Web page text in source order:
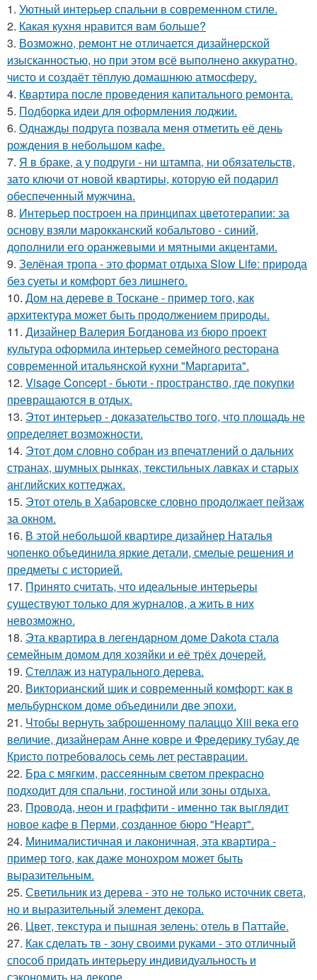
1. Уютный интерьер спальни в современном стиле.
2. Какая кухня нравится вам больше?
3. Возможно, ремонт не отличается дизайнерской
изысканностью, но при этом всё выполнено аккуратно,
чисто и создаёт тёплую домашнюю атмосферу.
4. Квартира после проведения капитального ремонта.
5. Подборка идеи для оформления лоджии.
6. Однажды подруга позвала меня отметить её день
рождения в небольшом кафе.
7. Я в браке, а у подруги - ни штампа, ни обязательств,
зато ключи от новой квартиры, которую ей подарил
обеспеченный мужчина.
8. Интерьер построен на принципах цветотерапии: за
основу взяли марокканский кобальтово - синий,
дополнили его оранжевыми и мятными акцентами.
9. Зелёная тропа - это формат отдыха Slow Life: природа
без суеты и комфорт без лишнего.
10. Дом на дереве в Тоскане - пример того, как
архитектура может быть продолжением природы.
11. Дизайнер Валерия Богданова из бюро проект
культура оформила интерьер семейного ресторана
современной итальянской кухни "Маргарита".
12. Visage Concept - бьюти - пространство, где покупки
превращаются в отдых.
13. Этот интерьер - доказательство того, что площадь не
определяет возможности.
14. Этот дом словно собран из впечатлений о дальних
странах, шумных рынках, текстильных лавках и старых
английских коттеджах.
15. Этот отель в Хабаровске словно продолжает пейзаж
за окном.
16. В этой небольшой квартире дизайнер Наталья
чопенко объединила яркие детали, смелые решения и
предметы с историей.
17. Принято считать, что идеальные интерьеры
существуют только для журналов, а жить в них
невозможно.
18. Эта квартира в легендарном доме Dakota стала
семейным домом для хозяйки и её трёх дочерей.
19. Стеллаж из натурального дерева.
20. Викторианский шик и современный комфорт: как в
мельбурнском доме объединили две эпохи.
21. Чтобы вернуть заброшенному палаццо Xiii века его
величие, дизайнерам Анне ковре и Фредерику тубау де
Кристо потребовалось семь лет реставрации.
22. Бра с мягким, рассеянным светом прекрасно
подходит для спальни, гостиной или зоны отдыха.
23. Провода, неон и граффити - именно так выглядит
новое кафе в Перми, созданное бюро "Неарт".
24. Минималистичная и лаконичная, эта квартира -
пример того, как даже монохром может быть
выразительным.
25. Светильник из дерева - это не только источник света,
но и выразительный элемент декора.
26. Цвет, текстура и пышная зелень: отель в Паттайе.
27. Как сделать тв - зону своими руками - это отличный
способ придать интерьеру индивидуальность и